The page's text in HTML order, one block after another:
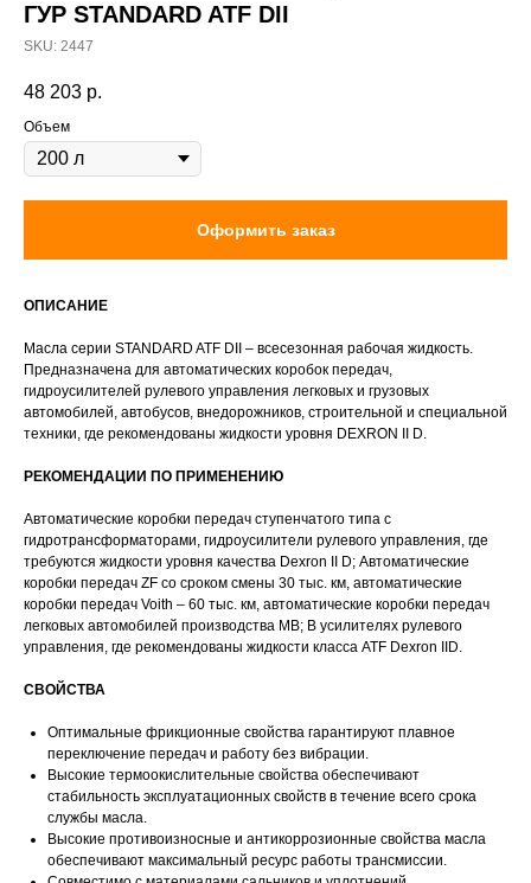
ГУР STANDARD ATF DII
SKU: 2447
48 203 р.
Объем
Оформить заказ
ОПИСАНИЕ
Масла серии STANDARD ATF DII – всесезонная рабочая жидкость.
Предназначена для автоматических коробок передач,
гидроусилителей рулевого управления легковых и грузовых
автомобилей, автобусов, внедорожников, строительной и специальной
техники, где рекомендованы жидкости уровня DEXRON II D.
РЕКОМЕНДАЦИИ ПО ПРИМЕНЕНИЮ
Автоматические коробки передач ступенчатого типа с
гидротрансформаторами, гидроусилители рулевого управления, где
требуются жидкости уровня качества Dexron II D; Автоматические
коробки передач ZF со сроком смены 30 тыс. км, автоматические
коробки передач Voith – 60 тыс. км, автоматические коробки передач
легковых автомобилей производства MB; В усилителях рулевого
управления, где рекомендованы жидкости класса ATF Dexron IID.
СВОЙСТВА
Оптимальные фрикционные свойства гарантируют плавное
переключение передач и работу без вибрации.
Высокие термоокислительные свойства обеспечивают
стабильность эксплуатационных свойств в течение всего срока
службы масла.
Высокие противоизносные и антикоррозионные свойства масла
обеспечивают максимальный ресурс работы трансмиссии.